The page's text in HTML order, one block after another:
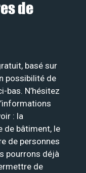
de
basé sur
possibilité de
bas. N’hésitez
: la
de bâtiment, le
de personnes
pourrons déjà
de